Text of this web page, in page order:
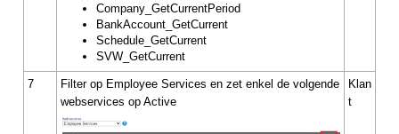
Company_GetCurrentPeriod
BankAccount_GetCurrent
Schedule_GetCurrent
SVW_GetCurrent
7
Filter op Employee Services en zet enkel de volgende
webservices op Active
Klan
t